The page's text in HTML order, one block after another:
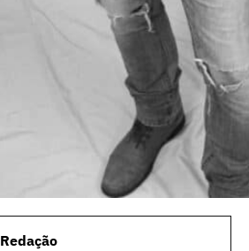
Redação